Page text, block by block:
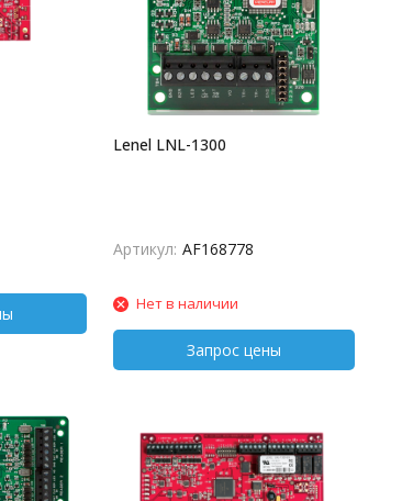
Lenel LNL-1300
Артикул: AF168778
Нет в наличии